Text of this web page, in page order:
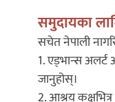
समुदायका
सचेत नेपाली
1. एड्भान्स
जानुहोस्।